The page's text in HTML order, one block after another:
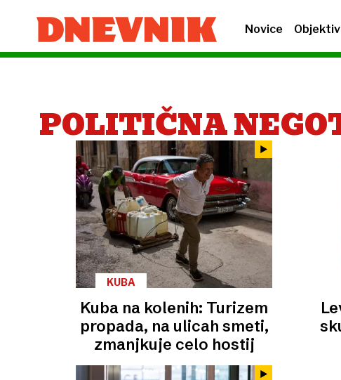
Novice Objektiv
POLITIČNA
KUBA
Kuba na kolenih: Turizem
propada, na ulicah smeti,
zmanjkuje celo hostij